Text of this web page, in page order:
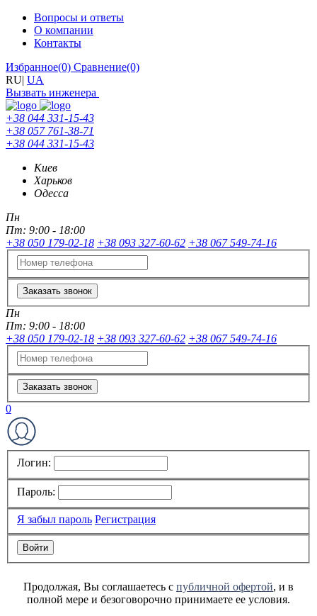
Вопросы и ответы
О компании
Контакты
Избранное(0) Сравнение(0)
RU| UA
Вызвать инженера
+38 044 331-15-43
+38 057 761-38-71
+38 044 331-15-43
Киев
Харьков
Одесса
Пн
Пт: 9:00 - 18:00
+38 050 179-02-18 +38 093 327-60-62 +38 067 549-74-16
Заказать звонок
Пн
Пт: 9:00 - 18:00
+38 050 179-02-18 +38 093 327-60-62 +38 067 549-74-16
Заказать звонок
0
Логин:
Пароль:
Я забыл пароль Регистрация
Продолжая, Вы соглашаетесь с публичной офертой, и в
полной мере и безоговорочно принимаете ее условия.